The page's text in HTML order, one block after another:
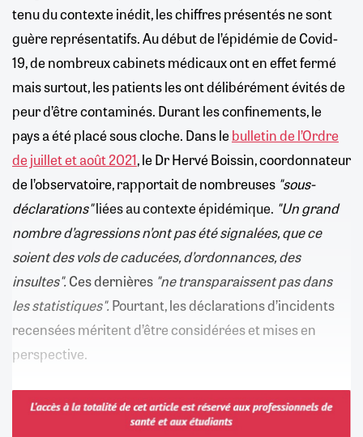
tenu du contexte inédit, les chiffres présentés ne sont
guère représentatifs. Au début de l’épidémie de Covid-
19, de nombreux cabinets médicaux ont en effet fermé
mais surtout, les patients les ont délibérément évités de
peur d’être contaminés. Durant les confinements, le
pays a été placé sous cloche. Dans le bulletin de l’Ordre
de juillet et août 2021, le Dr Hervé Boissin, coordonnateur
de l’observatoire, rapportait de nombreuses "sous-
déclarations"liées au contexte épidémique. "Un grand
nombre d’agressions n’ont pas été signalées, que ce
soient des vols de caducées, d’ordonnances, des
insultes". Ces dernières "ne transparaissent pas dans
les statistiques". Pourtant, les déclarations d’incidents
recensées méritent d’être considérées et mises en
perspective.